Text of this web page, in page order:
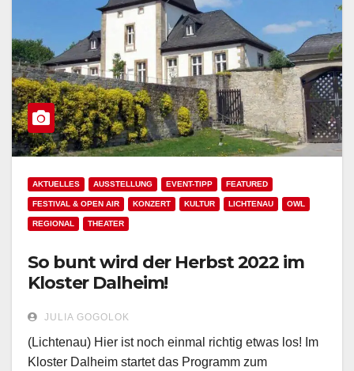
AKTUELLES AUSSTELLUNG EVENT-TIPP FEATURED
FESTIVAL & OPEN AIR KONZERT KULTUR LICHTENAU OWL
REGIONAL THEATER
So bunt wird der Herbst 2022 im
Kloster Dalheim!
JULIA GOGOLOK
(Lichtenau) Hier ist noch einmal richtig etwas los! Im
Kloster Dalheim startet das Programm zum